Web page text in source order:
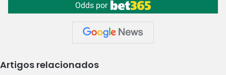
Odds por
Artigos relacionados